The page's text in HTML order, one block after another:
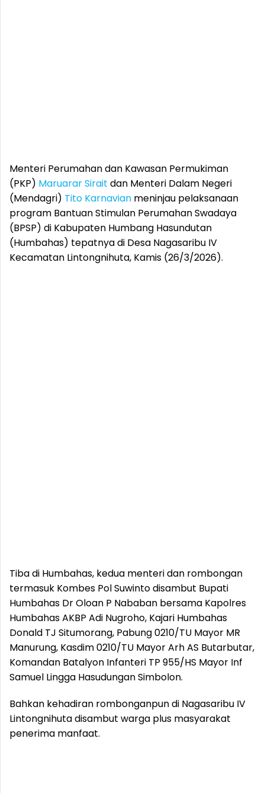
Menteri Perumahan dan Kawasan Permukiman
(PKP) Maruarar Sirait dan Menteri Dalam Negeri
(Mendagri) Tito Karnavian meninjau pelaksanaan
program Bantuan Stimulan Perumahan Swadaya
(BPSP) di Kabupaten Humbang Hasundutan
(Humbahas) tepatnya di Desa Nagasaribu IV
Kecamatan Lintongnihuta, Kamis (26/3/2026).
Tiba di Humbahas, kedua menteri dan rombongan
termasuk Kombes Pol Suwinto disambut Bupati
Humbahas Dr Oloan P Nababan bersama Kapolres
Humbahas AKBP Adi Nugroho, Kajari Humbahas
Donald TJ Situmorang, Pabung 0210/TU Mayor MR
Manurung, Kasdim 0210/TU Mayor Arh AS Butarbutar,
Komandan Batalyon Infanteri TP 955/HS Mayor Inf
Samuel Lingga Hasudungan Simbolon.
Bahkan kehadiran rombonganpun di Nagasaribu IV
Lintongnihuta disambut warga plus masyarakat
penerima manfaat.